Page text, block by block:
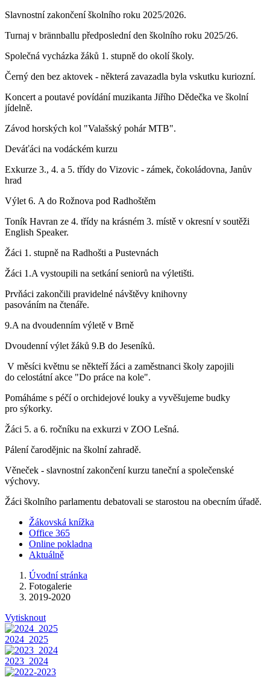
Slavnostní zakončení školního roku 2025/2026.
Turnaj v brännballu předposlední den školního roku 2025/26.
Společná vycházka žáků 1. stupně do okolí školy.
Černý den bez aktovek - některá zavazadla byla vskutku kuriozní.
Koncert a poutavé povídání muzikanta Jiřího Dědečka ve školní
jídelně.
Závod horských kol "Valašský pohár MTB".
Deváťáci na vodáckém kurzu
Exkurze 3., 4. a 5. třídy do Vizovic - zámek, čokoládovna, Janův
hrad
Výlet 6. A do Rožnova pod Radhoštěm
Toník Havran ze 4. třídy na krásném 3. místě v okresní v soutěži
English Speaker.
Žáci 1. stupně na Radhošti a Pustevnách
Žáci 1.A vystoupili na setkání seniorů na výletišti.
Prvňáci zakončili pravidelné návštěvy knihovny
pasováním na čtenáře.
9.A na dvoudenním výletě v Brně
Dvoudenní výlet žáků 9.B do Jeseníků.
V měsíci květnu se někteří žáci a zaměstnanci školy zapojili
do celostátní akce "Do práce na kole".
Pomáháme s péčí o orchidejové louky a vyvěšujeme budky
pro sýkorky.
Žáci 5. a 6. ročníku na exkurzi v ZOO Lešná.
Pálení čarodějnic na školní zahradě.
Věneček - slavnostní zakončení kurzu taneční a společenské
výchovy.
Žáci školního parlamentu debatovali se starostou na obecním úřadě.
Žákovská knížka
Office 365
Online pokladna
Aktuálně
Úvodní stránka
Fotogalerie
2019-2020
Vytisknout
2024_2025
2023_2024